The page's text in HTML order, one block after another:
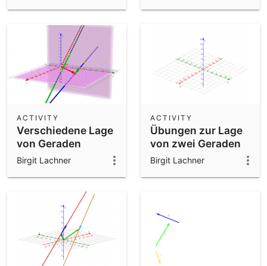
Verschiedene Lage
von Geraden
untersuchen
ACTIVITY
Birgit Lachner
Übungen zur Lage
von zwei Geraden
zueinander
ACTIVITY
Birgit Lachner